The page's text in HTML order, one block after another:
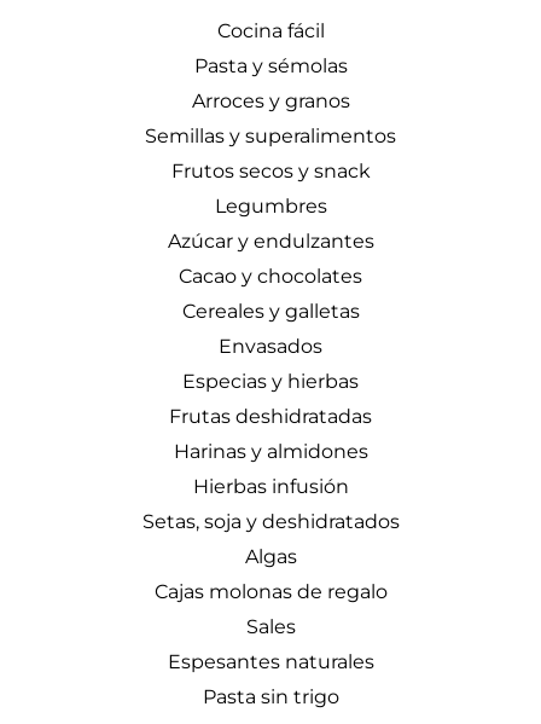
Cocina fácil
Pasta y sémolas
Arroces y granos
Semillas y superalimentos
Frutos secos y snack
Legumbres
Azúcar y endulzantes
Cacao y chocolates
Cereales y galletas
Envasados
Especias y hierbas
Frutas deshidratadas
Harinas y almidones
Hierbas infusión
Setas, soja y deshidratados
Algas
Cajas molonas de regalo
Sales
Espesantes naturales
Pasta sin trigo